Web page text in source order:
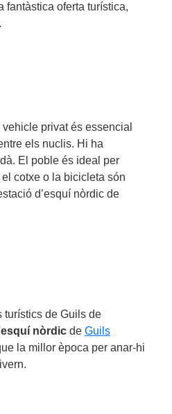
fantàstica oferta turística,
privat és essencial
els nuclis. Hi ha
El poble és ideal per
cotxe o la bicicleta són
d’esquí nòrdic de
turístics de Guils de
esquí nòrdic de Guils
la millor època per anar-hi